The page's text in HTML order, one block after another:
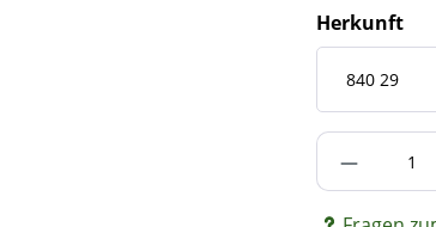
Herkunft
Produkt